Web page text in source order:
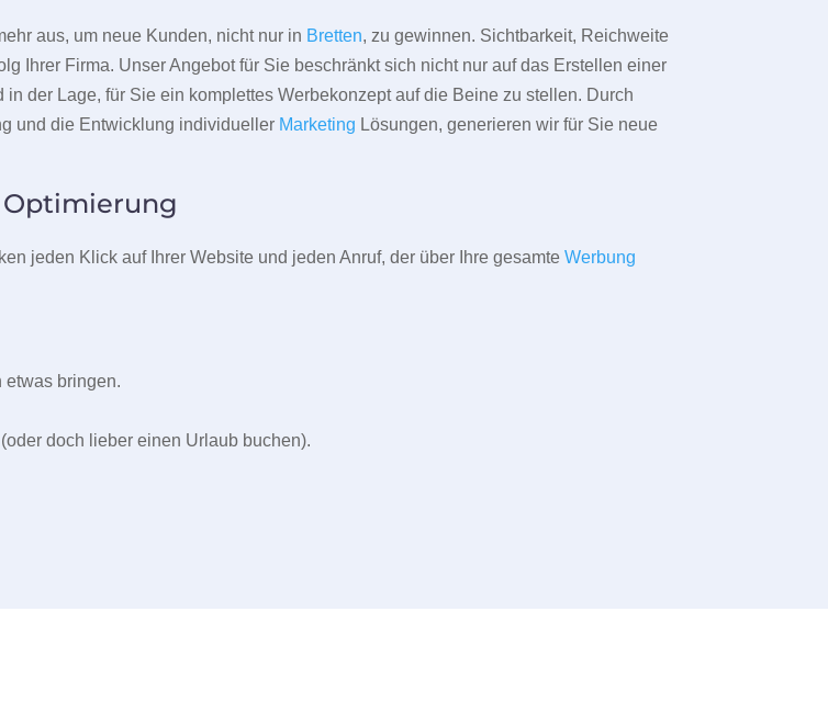
aus, um neue Kunden, nicht nur in Bretten, zu gewinnen. Sichtbarkeit, Reichweite
Ihrer Firma. Unser Angebot für Sie beschränkt sich nicht nur auf das Erstellen einer
in der Lage, für Sie ein komplettes Werbekonzept auf die Beine zu stellen. Durch
und die Entwicklung individueller Marketing Lösungen, generieren wir für Sie neue
Optimierung
jeden Klick auf Ihrer Website und jeden Anruf, der über Ihre gesamteWerbung
etwas bringen.
doch lieber einen Urlaub buchen).